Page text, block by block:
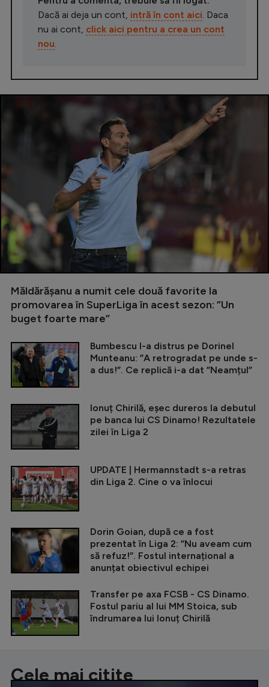
Dacă ai deja un cont, intră în cont aici . Daca
nu ai cont, click aici pentru a crea un cont
nou
Măldărășanu a numit cele două favorite la
promovarea în SuperLiga în acest sezon: ”Un
buget foarte mare”
Bumbescu l-a distrus pe Dorinel
Munteanu: ”A retrogradat pe unde s-
a dus!”. Ce replică i-a dat ”Neamțul”
Ionuț Chirilă, eșec dureros la debutul
pe banca lui CS Dinamo! Rezultatele
zilei în Liga 2
UPDATE | Hermannstadt s-a retras
din Liga 2. Cine o va înlocui
Dorin Goian, după ce a fost
prezentat în Liga 2: ”Nu aveam cum
să refuz!”. Fostul internațional a
anunțat obiectivul echipei
Transfer pe axa FCSB - CS Dinamo.
Fostul pariu al lui MM Stoica, sub
îndrumarea lui Ionuț Chirilă
Cele mai citite